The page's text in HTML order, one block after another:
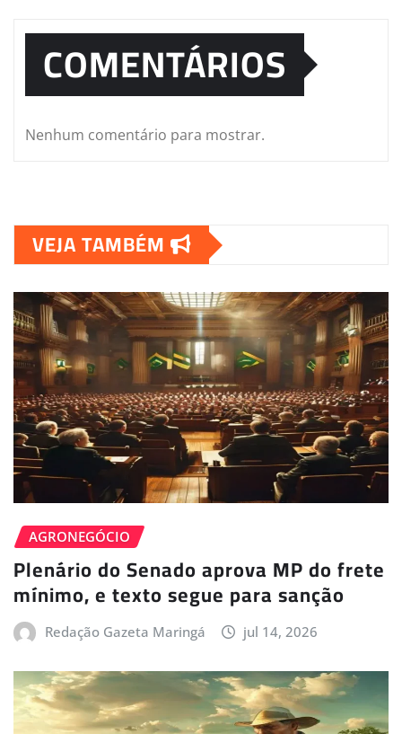
COMENTÁRIOS
Nenhum comentário para mostrar.
VEJA TAMBÉM
AGRONEGÓCIO
Plenário do Senado aprova MP do frete
mínimo, e texto segue para sanção
Redação Gazeta Maringá jul 14, 2026